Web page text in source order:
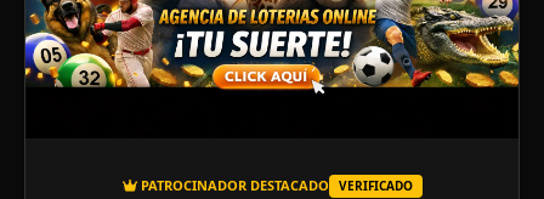
PATROCINADOR DESTACADO VERIFICADO